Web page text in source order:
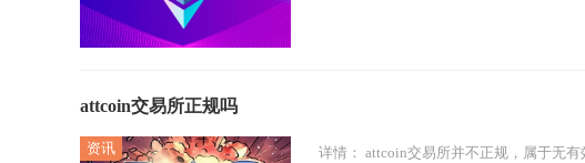
attcoin交易所正规吗
详情：